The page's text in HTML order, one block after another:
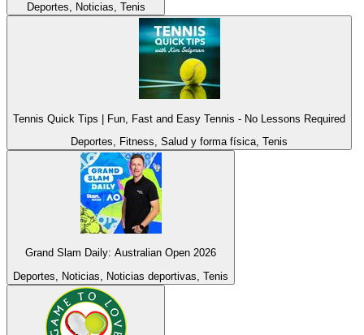
Deportes, Noticias, Tenis
Tennis Quick Tips | Fun, Fast and Easy Tennis - No Lessons Required
Deportes, Fitness, Salud y forma física, Tenis
Grand Slam Daily: Australian Open 2026
Deportes, Noticias, Noticias deportivas, Tenis